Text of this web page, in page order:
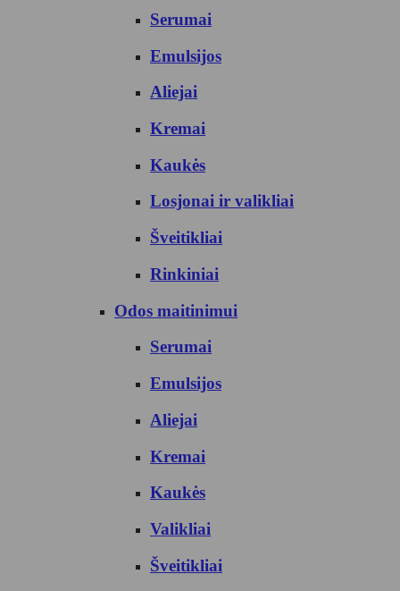
Serumai
Emulsijos
Aliejai
Kremai
Kaukės
Losjonai ir valikliai
Šveitikliai
Rinkiniai
Odos maitinimui
Serumai
Emulsijos
Aliejai
Kremai
Kaukės
Valikliai
Šveitikliai